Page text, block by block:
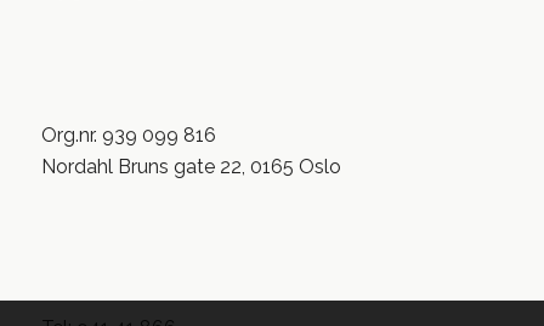
Org.nr. 939 099 816
Nordahl Bruns gate 22, 0165 Oslo